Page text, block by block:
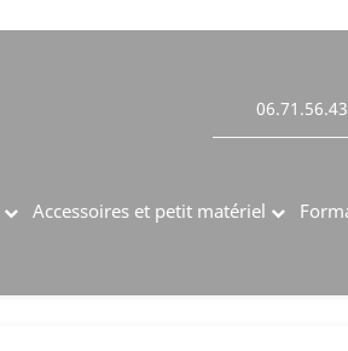
Accessoires et petit matériel